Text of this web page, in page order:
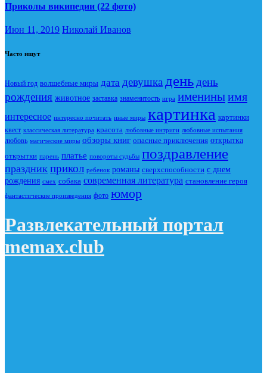
Приколы википедии (22 фото)
Июн 11, 2019 Николай Иванов
Часто ищут
Новый год волшебные миры дата девушка день день
рождения животное заставка знаменитость игра имениныимя
интересное интересно почитать иные миры картинка картинки
квест классическая литература красота любовные интриги любовные испытания
любовь магические миры обзоры книг опасные приключения открытка
открытки парень платье повороты судьбы поздравление
праздник прикол ребенок романы сверхспособности с днем
рождения смех собака современная литература становление героя
фантастические произведения фото юмор
Развлекательный портал
memax.club